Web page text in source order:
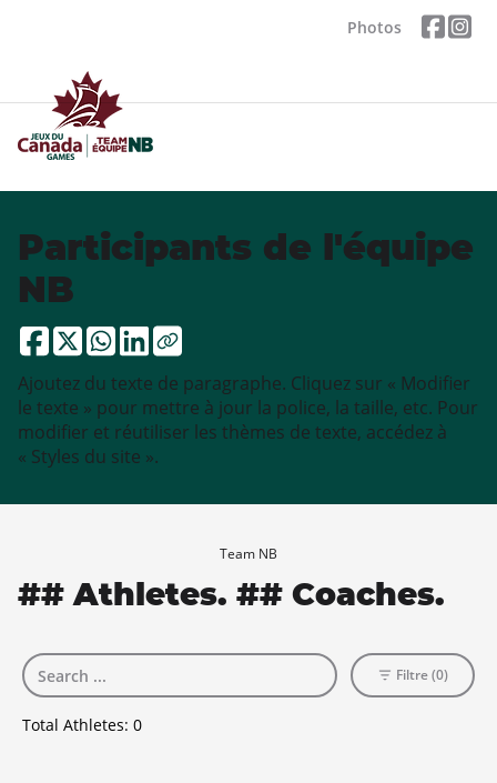
Photos
Participants de l'équipe
NB
Ajoutez du texte de paragraphe. Cliquez sur « Modifier
le texte » pour mettre à jour la police, la taille, etc. Pour
modifier et réutiliser les thèmes de texte, accédez à
« Styles du site ».
Team NB
## Athletes. ## Coaches.
Total Athletes: 0
Filtre (0)